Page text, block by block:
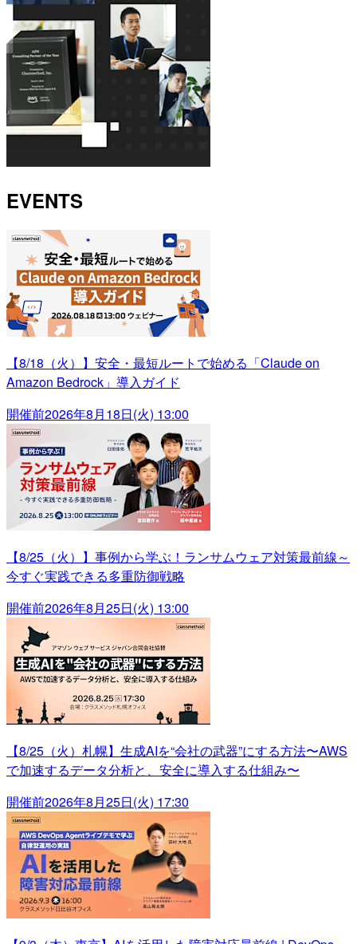
EVENTS
【8/18（火）】安全・最短ルートで始める「Claude on
Amazon Bedrock」導入ガイド
開催前2026年8月18日(火) 13:00
【8/25（火）】事例から学ぶ！ランサムウェア対策最前線～
今すぐ実践できる多重防御戦略
開催前2026年8月25日(火) 13:00
【8/25（火）札幌】生成AIを“会社の武器”にする方法〜AWS
で加速するデータ分析と、安全に導入する仕組み〜
開催前2026年8月25日(火) 17:30